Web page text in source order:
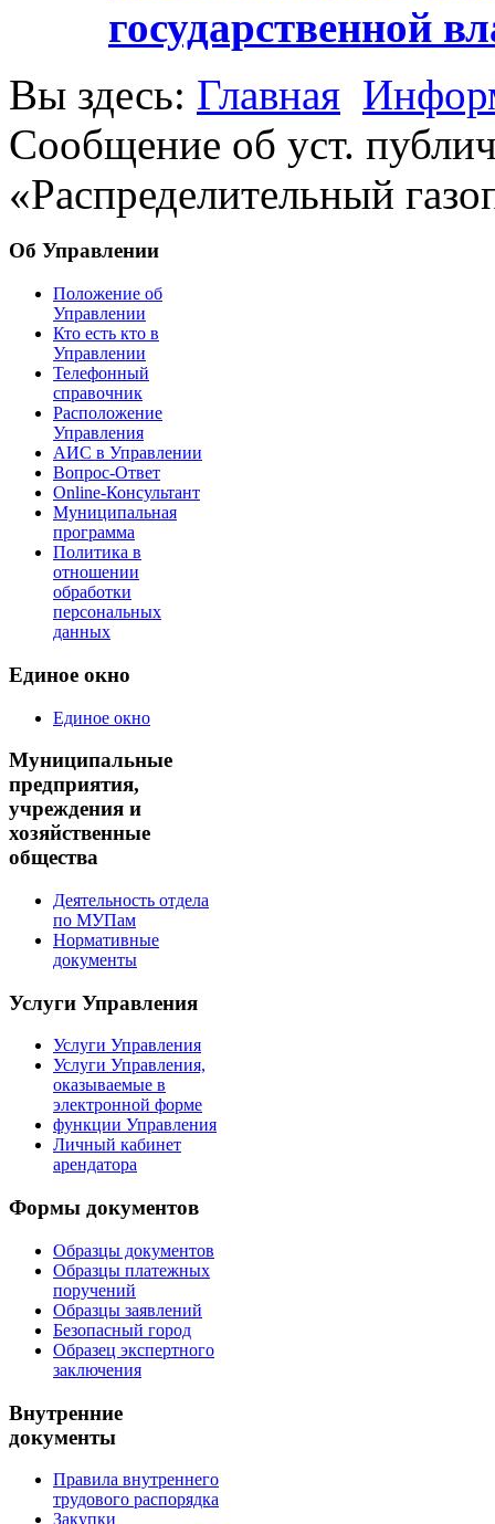
государственной
Вы здесь: Главная
Сообщение об уст.
«Распределительный
Об Управлении
Положение об
Управлении
Кто есть кто в
Управлении
Телефонный
справочник
Расположение
Управления
АИС в Управлении
Вопрос-Ответ
Online-Консультант
Муниципальная
программа
Политика в
отношении
обработки
персональных
данных
Единое окно
Единое окно
Муниципальные
предприятия,
учреждения и
хозяйственные
общества
Деятельность отдела
по МУПам
Нормативные
документы
Услуги Управления
Услуги Управления
Услуги Управления,
оказываемые в
электронной форме
функции Управления
Личный кабинет
арендатора
Формы документов
Образцы документов
Образцы платежных
поручений
Образцы заявлений
Безопасный город
Образец экспертного
заключения
Внутренние
документы
Правила внутреннего
трудового распорядка
Закупки